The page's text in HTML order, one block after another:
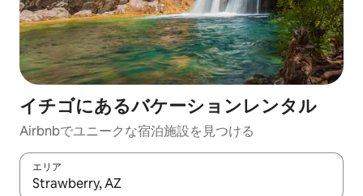
イチゴにあるバケーションレンタル
Airbnbでユニークな宿泊施設を見つける
エリア
検索結果が表示されたら、上下の矢印キーを使って移動するか